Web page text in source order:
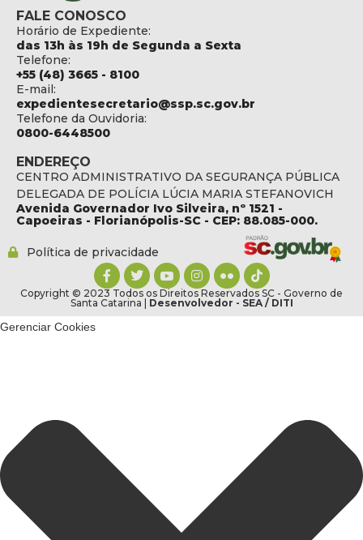
FALE CONOSCO
Horário de Expediente:
das 13h às 19h de Segunda a Sexta
Telefone:
+55 (48) 3665 - 8100
E-mail:
expedientesecretario@ssp.sc.gov.br
Telefone da Ouvidoria:
0800-6448500
ENDEREÇO
CENTRO ADMINISTRATIVO DA SEGURANÇA PÚBLICA
DELEGADA DE POLÍCIA LÚCIA MARIA STEFANOVICH
Avenida Governador Ivo Silveira, nº 1521 -
Capoeiras - Florianópolis-SC - CEP: 88.085-000.
Política de privacidade
Copyright © 2023 Todos os Direitos Reservados SC - Governo de
Santa Catarina | Desenvolvedor - SEA / DITI
Gerenciar Cookies